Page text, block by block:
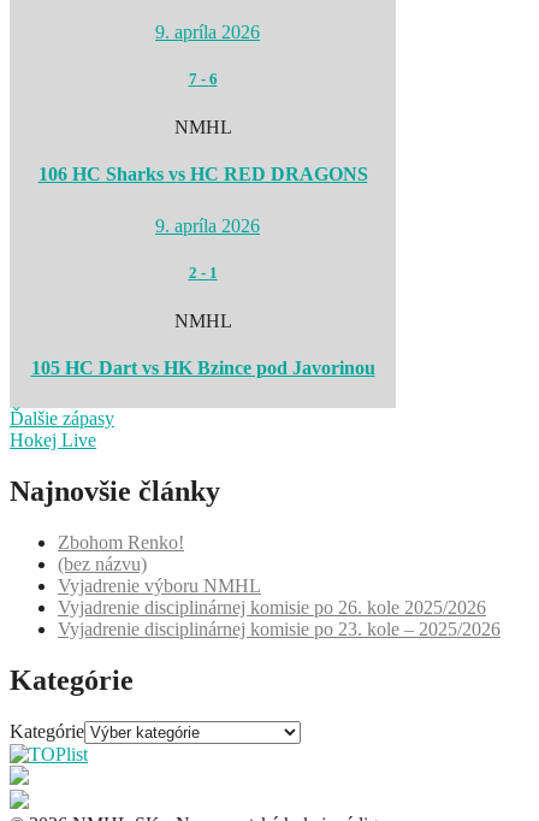
9. apríla 2026
7- 6
NMHL
106 HC Sharks vs HC RED DRAGONS
9. apríla 2026
2 - 1
NMHL
105 HC Dart vs HK Bzince pod Javorinou
Ďalšie zápasy
Hokej Live
Najnovšie články
Zbohom Renko!
(bez názvu)
Vyjadrenie výboru NMHL
Vyjadrenie disciplinárnej komisie po 26. kole 2025/2026
Vyjadrenie disciplinárnej komisie po 23. kole – 2025/2026
Kategórie
Kategórie